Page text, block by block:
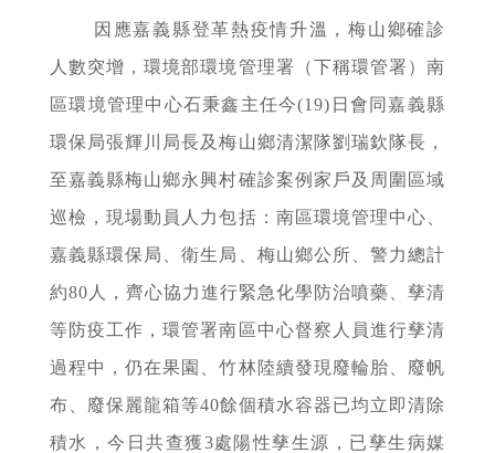
因應嘉義縣登革熱疫情升溫，梅山鄉確診
人數突增，環境部環境管理署（下稱環管署）南
區環境管理中心石秉鑫主任今(19)日會同嘉義縣
環保局張輝川局長及梅山鄉清潔隊劉瑞欽隊長，
至嘉義縣梅山鄉永興村確診案例家戶及周圍區域
巡檢，現場動員人力包括：南區環境管理中心、
嘉義縣環保局、衛生局、梅山鄉公所、警力總計
約80人，齊心協力進行緊急化學防治噴藥、孳清
等防疫工作，環管署南區中心督察人員進行孳清
過程中，仍在果園、竹林陸續發現廢輪胎、廢帆
布、廢保麗龍箱等40餘個積水容器已均立即清除
積水，今日共查獲3處陽性孳生源，已孳生病媒